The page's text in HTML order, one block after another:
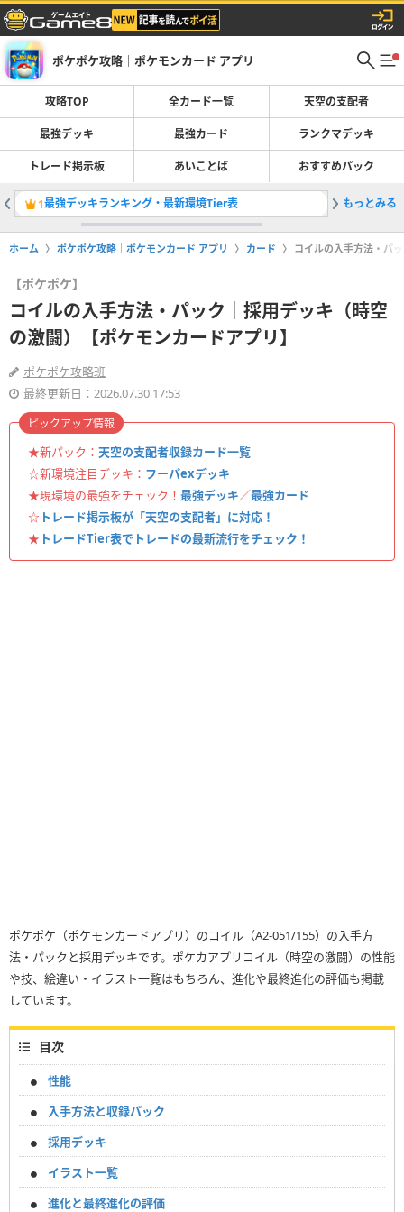
ポケポケ攻略｜ポケモンカード アプリ
攻略TOP 全カード一覧 天空の支配者
最強デッキ 最強カード ランクマデッキ
トレード掲示板 あいことば おすすめパック
1最強デッキランキング・最新環境Tier表 2トレー
もっとみる
ホーム ポケポケ攻略｜ポケモンカード アプリ カード コイルの入手方法・パ
【ポケポケ】
コイルの入手方法・パック｜採用デッキ（時空
の激闘）【ポケモンカードアプリ】
ポケポケ攻略班
最終更新日：2026.07.30 17:53
★新パック： 天空の支配者収録カード一覧
☆新環境注目デッキ： フーパexデッキ
★現環境の最強をチェック！ 最強デッキ／最強カード
☆ トレード掲示板が「天空の支配者」に対応！
★ トレードTier表でトレードの最新流行をチェック！
ピックアップ情報
ポケポケ（ポケモンカードアプリ）のコイル（A2-051/155）の入手方
法・パックと採用デッキです。ポケカアプリコイル（時空の激闘）の性能
や技、絵違い・イラスト一覧はもちろん、進化や最終進化の評価も掲載
しています。
目次
性能
入手方法と収録パック
採用デッキ
イラスト一覧
進化と最終進化の評価